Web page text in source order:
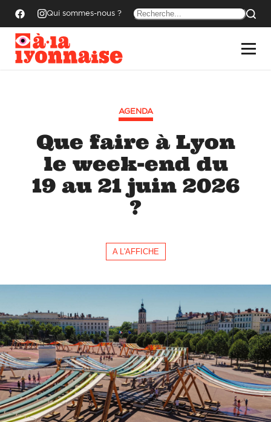
Qui sommes-nous ?
AGENDA
Que faire à Lyon
le week-end du
19 au 21 juin 2026
?
A L'AFFICHE